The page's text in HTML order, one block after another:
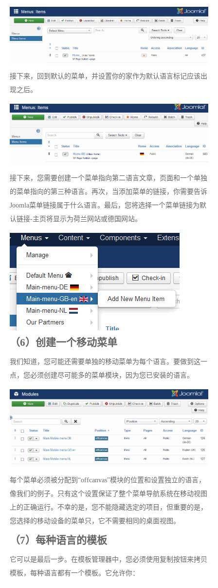
接下来，回到默认的菜单，并设置你的家作为默认语言标记应该出
现之后。
接下来，您需要创建一个菜单指向第二语言文章，页面和一个单独
的菜单指向的第三种语言。再次，当添加菜单的链接，你需要告诉
Joomla菜单链接属于什么语言。最后，您将选择一个菜单链接为默
认链接-主页将显示为荷兰网站或德国网站。
（6）创建一个移动菜单
我们知道，您可能还需要单独的移动菜单为每个语言。要做到这一
点，您必须创建尽可能多的菜单模块，因为您已安装的语言。
每个菜单必须被分配到“offcanvas”模块的位置和设置独立的语言，
像我们的例子。只有这个设置保证了整个菜单导航系统在移动视图
上的正确运行。不幸的是，您不能隐藏选定的项目，但重要的是，
您选择的移动设备的菜单只，它不需要相同的桌面视图。
（7）每种语言的模板
它可以是最后一步。在模板管理器中，您必须使用复制按钮来拷贝
模板，每种语言都有一个模板。它允许你：